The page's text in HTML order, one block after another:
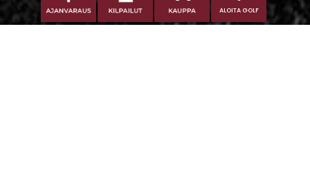
ALOITA GOLF
Iitti Golf Niskaportti